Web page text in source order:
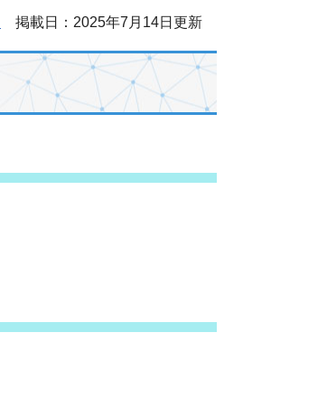
掲載日：2025年7月14日更新